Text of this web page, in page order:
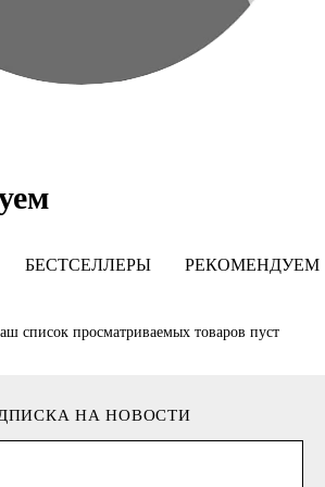
БЕСТСЕЛЛЕРЫ РЕКОМЕНДУЕМ
список просматриваемых товаров пуст
НА НОВОСТИ